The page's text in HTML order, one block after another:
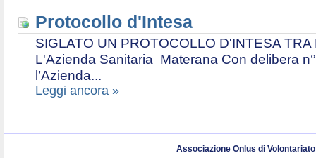
Protocollo d'Intesa
SIGLATO UN PROTOCOLLO D'INTESA
L'Azienda Sanitaria Materana Con delibera
l’Azienda...
Leggi ancora »
Associazione Onlus di